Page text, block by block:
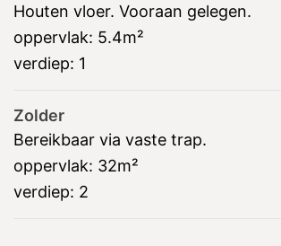
Houten vloer. Vooraan gelegen.
oppervlak: 5.4m²
verdiep: 1
Zolder
Bereikbaar via vaste trap.
oppervlak: 32m²
verdiep: 2